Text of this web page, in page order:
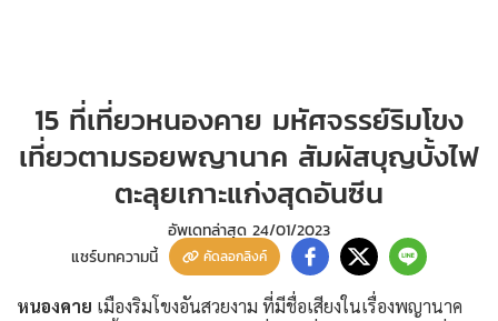
15 ที่เที่ยวหนองคาย มหัศจรรย์ริมโขง
เที่ยวตามรอยพญานาค สัมผัสบุญบั้งไฟ
ตะลุยเกาะแก่งสุดอันซีน
อัพเดทล่าสุด 24/01/2023
แชร์บทความนี้
คัดลอกลิงค์
หนองคาย เมืองริมโขงอันสวยงาม ที่มีชื่อเสียงในเรื่องพญานาค